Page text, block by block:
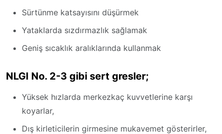
Sürtünme katsayısını düşürmek
Yataklarda sızdırmazlık sağlamak
Geniş sıcaklık aralıklarında kullanmak
NLGI No. 2-3 gibi sert gresler;
Yüksek hızlarda merkezkaç kuvvetlerine karşı
koyarlar,
Dış kirleticilerin girmesine mukavemet gösterirler,